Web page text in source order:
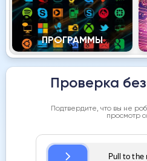
ПРОГРАММЫ
Проверка
Подтвердите, что вы не
просмотр